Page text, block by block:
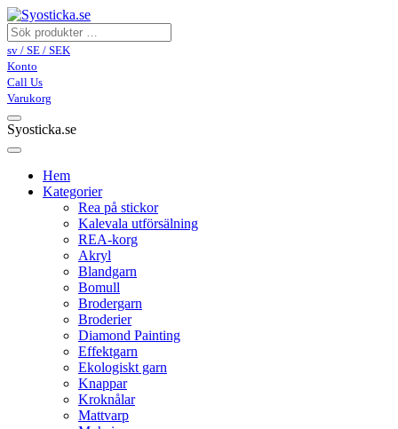
sv / SE / SEK
Konto
Call Us
Varukorg
Syosticka.se
Hem
Kategorier
Rea på stickor
Kalevala utförsälning
REA-korg
Akryl
Blandgarn
Bomull
Brodergarn
Broderier
Diamond Painting
Effektgarn
Ekologiskt garn
Knappar
Kroknålar
Mattvarp